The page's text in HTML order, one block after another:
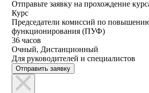
Отправьте заявку на прохождение
Курс
Председатели комиссий по
функционирования (ПУФ)
36 часов
Очный, Дистанционный
Для руководителей и специалистов
Отправить заявку